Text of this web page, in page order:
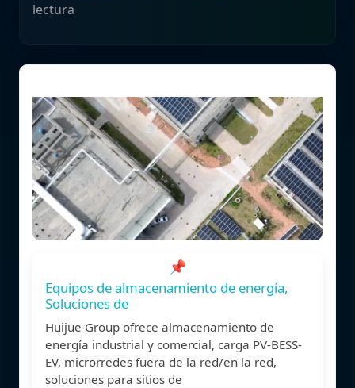
lectura
📌
Equipos de almacenamiento de energía,
Soluciones de
Huijue Group ofrece almacenamiento de
energía industrial y comercial, carga PV-BESS-
EV, microrredes fuera de la red/en la red,
soluciones para sitios de